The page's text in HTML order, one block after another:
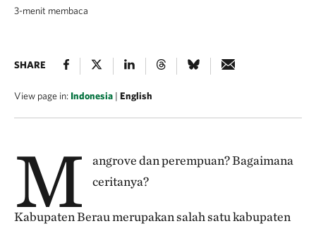
3-menit membaca
SHARE
View page in: Indonesia | English
M
angrove dan perempuan? Bagaimana
ceritanya?
Kabupaten Berau merupakan salah satu kabupaten